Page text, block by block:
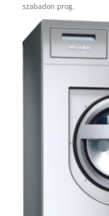
szabadon prog.